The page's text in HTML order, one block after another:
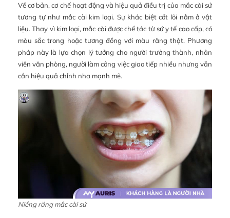
Về cơ bản, cơ chế hoạt động và hiệu quả điều trị của mắc cài sứ
tương tự như mắc cài kim loại. Sự khác biệt cốt lõi nằm ở vật
liệu. Thay vì kim loại, mắc cài được chế tác từ sứ y tế cao cấp, có
màu sắc trong hoặc tương đồng với màu răng thật. Phương
pháp này là lựa chọn lý tưởng cho người trưởng thành, nhân
viên văn phòng, người làm công việc giao tiếp nhiều nhưng vẫn
cần hiệu quả chỉnh nha mạnh mẽ.
Niềng răng mắc cài sứ